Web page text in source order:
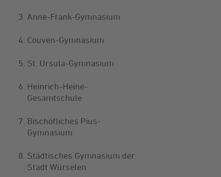
Anne-Frank-Gymnasium
Couven-Gymnasium
St. Ursula-Gymnasium
Heinrich-Heine-
Gesamtschule
Bischöfliches Pius-
Gymnasium
Städtisches Gymnasium der
Stadt Würselen